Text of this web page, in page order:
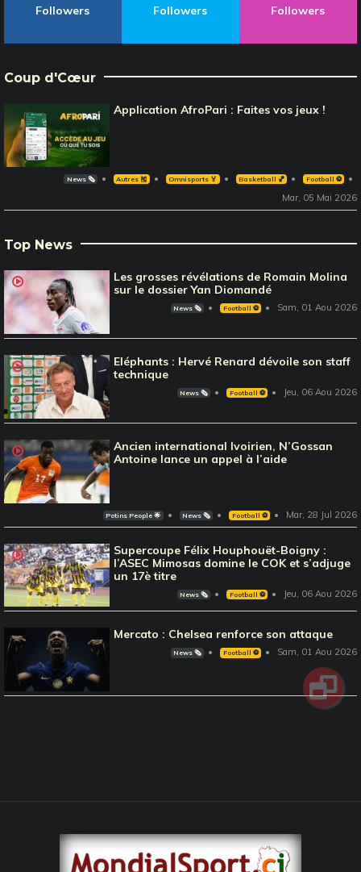
Followers
Followers
Followers
Coup d'Cœur
Application AfroPari : Faites vos jeux !
News 🗞️ Autres 🎽 Omnisports 🏅 Basketball 🏀 Football ⚽️
Mar, 05 Mai 2026
Top News
Les grosses révélations de Romain Molina
sur le dossier Yan Diomandé
News 🗞️ Football ⚽️ Sam, 01 Aou 2026
Eléphants : Hervé Renard dévoile son staff
technique
News 🗞️ Football ⚽️ Jeu, 06 Aou 2026
Ancien international Ivoirien, N’Gossan
Antoine lance un appel à l’aide
Potins People 🌟 News 🗞️ Football ⚽️ Mar, 28 Jul 2026
Supercoupe Félix Houphouët-Boigny :
l’ASEC Mimosas domine le COK et s’adjuge
un 17è titre
News 🗞️ Football ⚽️ Jeu, 06 Aou 2026
Mercato : Chelsea renforce son attaque
News 🗞️ Football ⚽️ Sam, 01 Aou 2026